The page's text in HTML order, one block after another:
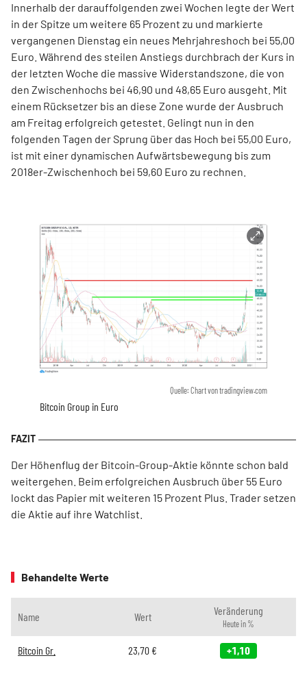
Innerhalb der darauffolgenden zwei Wochen legte der Wert
in der Spitze um weitere 65 Prozent zu und markierte
vergangenen Dienstag ein neues Mehrjahreshoch bei 55,00
Euro. Während des steilen Anstiegs durchbrach der Kurs in
der letzten Woche die massive Widerstandszone, die von
den Zwischenhochs bei 46,90 und 48,65 Euro ausgeht. Mit
einem Rücksetzer bis an diese Zone wurde der Ausbruch
am Freitag erfolgreich getestet. Gelingt nun in den
folgenden Tagen der Sprung über das Hoch bei 55,00 Euro,
ist mit einer dynamischen Aufwärtsbewegung bis zum
2018er-Zwischenhoch bei 59,60 Euro zu rechnen.
Quelle: Chart von tradingview.com
Bitcoin Group in Euro
Der Höhenflug der Bitcoin-Group-Aktie könnte schon bald
weitergehen. Beim erfolgreichen Ausbruch über 55 Euro
lockt das Papier mit weiteren 15 Prozent Plus. Trader setzen
die Aktie auf ihre Watchlist.
Behandelte Werte
Name Wert Veränderung
Heute in %
Bitcoin Gr. 23,70 € +1,10